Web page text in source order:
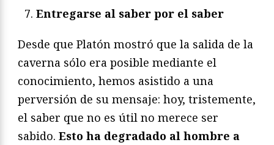
Entregarse al saber por el saber
Desde que Platón mostró que la salida de la
caverna sólo era posible mediante el
conocimiento, hemos asistido a una
perversión de su mensaje: hoy, tristemente,
el saber que no es útil no merece ser
sabido. Esto ha degradado al hombre a